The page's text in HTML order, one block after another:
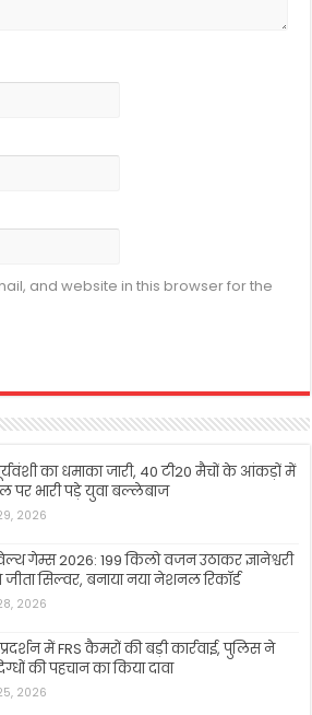
and website in this browser for the
का धमाका जारी, 40 टी20 मैचों के आंकड़ों में
पर भारी पड़े युवा बल्लेबाज
2026
गेम्स 2026: 199 किलो वजन उठाकर ज्ञानेश्वरी
सिल्वर, बनाया नया नेशनल रिकॉर्ड
2026
में FRS कैमरों की बड़ी कार्रवाई, पुलिस ने
की पहचान का किया दावा
2026